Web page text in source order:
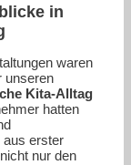
in
waren
unseren
Kita-Alltag
hatten
aus erster
nur den